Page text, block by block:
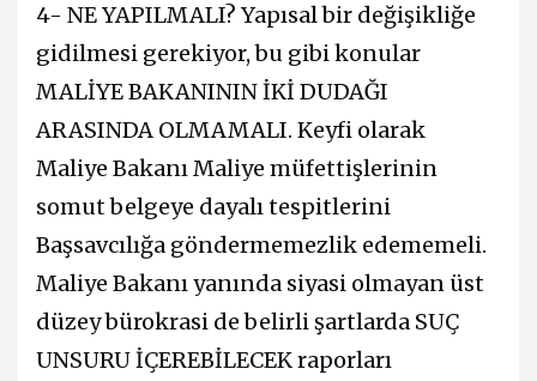
4- NE YAPILMALI? Yapısal bir değişikliğe
gidilmesi gerekiyor, bu gibi konular
MALİYE BAKANININ İKİ DUDAĞI
ARASINDA OLMAMALI. Keyfi olarak
Maliye Bakanı Maliye müfettişlerinin
somut belgeye dayalı tespitlerini
Başsavcılığa göndermemezlik edememeli.
Maliye Bakanı yanında siyasi olmayan üst
düzey bürokrasi de belirli şartlarda SUÇ
UNSURU İÇEREBİLECEK raporları